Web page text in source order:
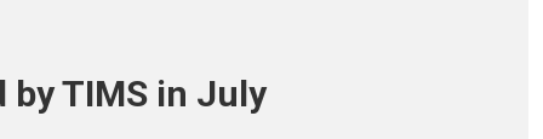
TIMS in July